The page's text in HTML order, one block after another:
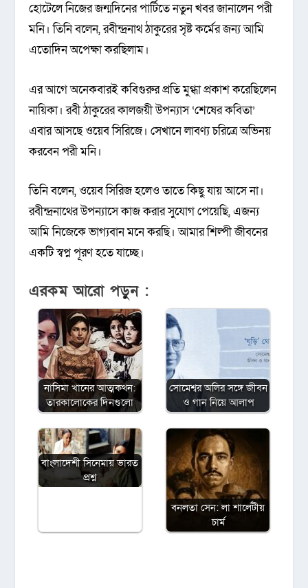
হোটেলে নিজের জন্মদিনের পার্টিতে নতুন খবর জানালেন পরী
মনি। তিনি বলেন, রবীন্দ্রনাথ ঠাকুরের সৃষ্ট কর্মের জন্য আমি
এতোদিন অপেক্ষা করছিলাম।
এর আগে অনেকবারই কবিগুরুর প্রতি মুগ্ধা প্রকাশ করেছিলেন
নায়িকা। রবী ঠাকুরের কালজয়ী উপন্যাস ‘শেষের কবিতা’
এবার আসছে ওয়েব সিরিজে। সেখানে লাবণ্য চরিত্রে অভিনয়
করবেন পরী মনি।
তিনি বলেন, ওয়েব সিরিজ হলেও তাতে কিছু যায় আসে না।
রবীন্দ্রনাথের উপন্যাসে কাজ করার সুযোগ পেয়েছি, এজন্য
আমি নিজেকে ভাগ্যবান মনে করছি। আমার শিল্পী জীবনের
একটি স্বপ্ন পূরণ হতে যাচ্ছে।
এরকম আরো পড়ুন :
নাসিমা খানের আত্মকথন:
তারকালোকের দিনগুলো
সোমেশ্বর অলির সঙ্গে জীবন
ও গান নিয়ে আলাপ
বাংলাদেশী সিনেমায় ভারত
প্রশ্ন
বনলতা সেন: লা শার্লেটীয়
চার্ম